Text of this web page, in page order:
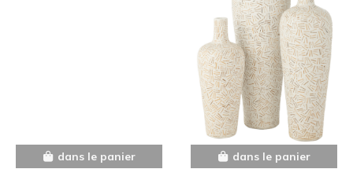
dans le panier dans le panier